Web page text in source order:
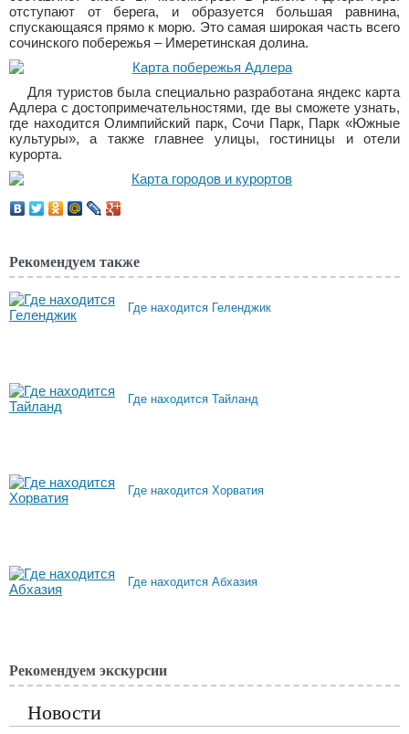
отступают от берега, и образуется большая равнина,
спускающаяся прямо к морю. Это самая широкая часть всего
сочинского побережья – Имеретинская долина.
Для туристов была специально разработана яндекс карта
Адлера с достопримечательностями, где вы сможете узнать,
где находится Олимпийский парк, Сочи Парк, Парк «Южные
культуры», а также главнее улицы, гостиницы и отели
курорта.
Рекомендуем также
Где находится Геленджик
Где находится Тайланд
Где находится Хорватия
Где находится Абхазия
Рекомендуем экскурсии
Новости